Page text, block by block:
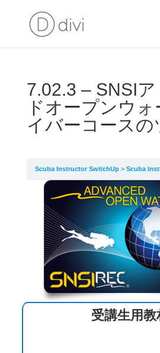
7.02.3 – SNSI
ドオープンウ
イバーコースの
Scuba Instructor SwitchUp Scuba Instructor SwitchUp –
受講生用教